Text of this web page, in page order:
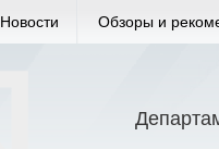
Новости Обзоры и